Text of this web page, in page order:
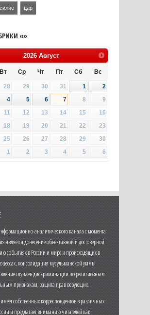
цар
«»
2026 Август
Вт Ср Чт Пт Сб Вс
28 29 30 31 1
2
4 5 6 7 8
9
11 12 13 14 15
16
18 19 20 21 22
23
25 26 27 28 29
30
1 2 3 4 5 6
аналитического канала с момента
является донесение объективной и достоверной
событиях в России и мире и происходящих в
консолидация мусульманской уммы
случаев дискриминации по религиозным
признакам, защита прав верующих.
собственных корреспондентов в различных
и предлагает вниманию читателей как